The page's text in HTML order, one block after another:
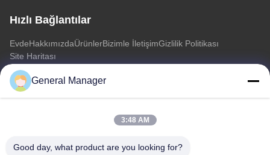
Hızlı Bağlantılar
EvdeHakkımızdaÜrünlerBizimle İletişimGizlilik Politikası
Site Haritası
Bizimle İletişim
Adres: Xingfu Yolu Licheng Bölgesi Jinan Şehri, Shandong
General Manager
3:48 AM
Good day, what product are you looking for?